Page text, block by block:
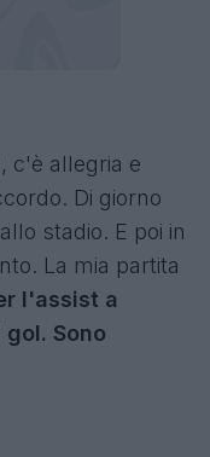
c'è allegria e
Di giorno
stadio. E poi in
La mia partita
l'assist a
Sono